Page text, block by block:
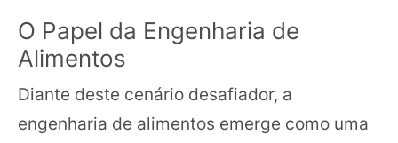
O Papel da Engenharia de
Alimentos
Diante deste cenário desafiador, a
engenharia de alimentos emerge como uma